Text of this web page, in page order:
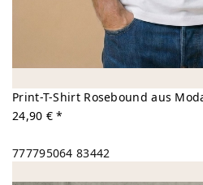
Print-T-Shirt Rosebound aus
24,90 € *
777795064 83442